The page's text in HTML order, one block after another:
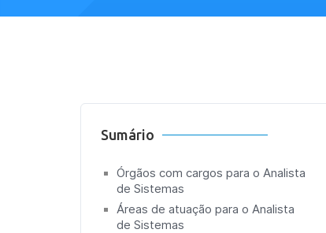
Sumário
Órgãos com cargos para o Analista
de Sistemas
Áreas de atuação para o Analista
de Sistemas